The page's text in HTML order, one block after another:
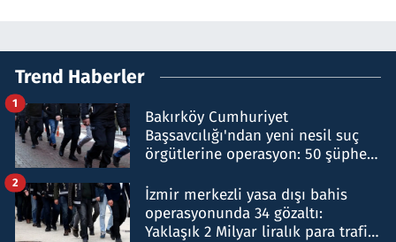
Trend Haberler
Bakırköy Cumhuriyet
Başsavcılığı'ndan yeni nesil suç
örgütlerine operasyon: 50 şüpheli
1
İzmir merkezli yasa dışı bahis
operasyonunda 34 gözaltı:
Yaklaşık 2 Milyar liralık para trafiği
2